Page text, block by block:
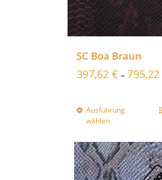
SC Boa Braun
397,62 € – 795,22
Ausführung
wählen